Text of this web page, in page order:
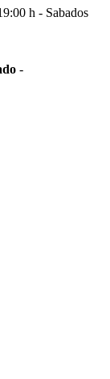
h - Sabados
-